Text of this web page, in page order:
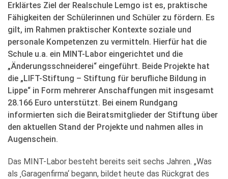
Erklärtes Ziel der Realschule Lemgo ist es, praktische
Fähigkeiten der Schülerinnen und Schüler zu fördern. Es
gilt, im Rahmen praktischer Kontexte soziale und
personale Kompetenzen zu vermitteln. Hierfür hat die
Schule u.a. ein MINT-Labor eingerichtet und die
„Änderungsschneiderei“ eingeführt. Beide Projekte hat
die „LIFT-Stiftung – Stiftung für berufliche Bildung in
Lippe“ in Form mehrerer Anschaffungen mit insgesamt
28.166 Euro unterstützt. Bei einem Rundgang
informierten sich die Beiratsmitglieder der Stiftung über
den aktuellen Stand der Projekte und nahmen alles in
Augenschein.
Das MINT-Labor besteht bereits seit sechs Jahren. „Was
als ‚Garagenfirma‘ begann, bildet heute das Rückgrat des